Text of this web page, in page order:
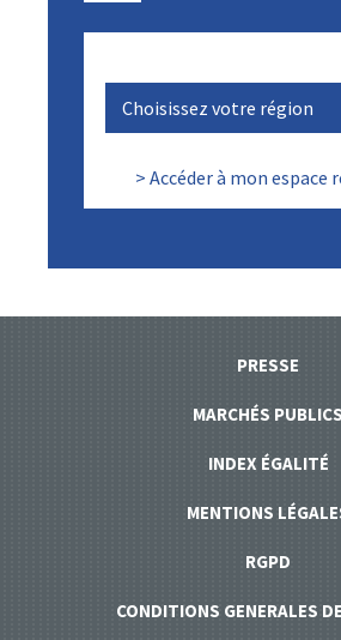
> Accéder à mon espace
PRESSE
MARCHÉS PUBLICS
INDEX ÉGALITÉ
MENTIONS
RGPD
CONDITIONS GENERALES